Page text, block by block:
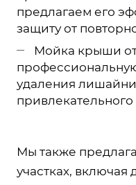
предлагаем его
защиту от
Мойка крыши
удаления
Мы также
участках, включая